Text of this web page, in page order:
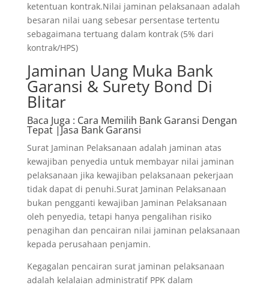
ketentuan kontrak.Nilai jaminan pelaksanaan adalah
besaran nilai uang sebesar persentase tertentu
sebagaimana tertuang dalam kontrak (5% dari
kontrak/HPS)
Jaminan Uang Muka Bank
Garansi & Surety Bond Di
Blitar
Baca Juga : Cara Memilih Bank Garansi Dengan
Tepat |Jasa Bank Garansi
Surat Jaminan Pelaksanaan adalah jaminan atas
kewajiban penyedia untuk membayar nilai jaminan
pelaksanaan jika kewajiban pelaksanaan pekerjaan
tidak dapat di penuhi.Surat Jaminan Pelaksanaan
bukan pengganti kewajiban Jaminan Pelaksanaan
oleh penyedia, tetapi hanya pengalihan risiko
penagihan dan pencairan nilai jaminan pelaksanaan
kepada perusahaan penjamin.
Kegagalan pencairan surat jaminan pelaksanaan
adalah kelalaian administratif PPK dalam